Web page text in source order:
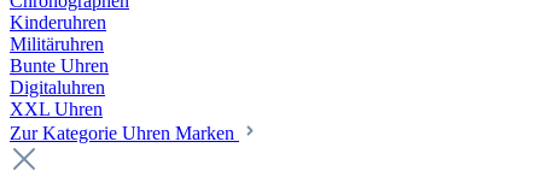
Kinderuhren
Militäruhren
Bunte Uhren
Digitaluhren
XXL Uhren
Zur Kategorie Uhren Marken